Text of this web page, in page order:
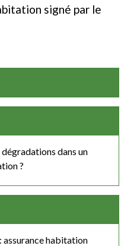
signé par le
dans un
?
habitation